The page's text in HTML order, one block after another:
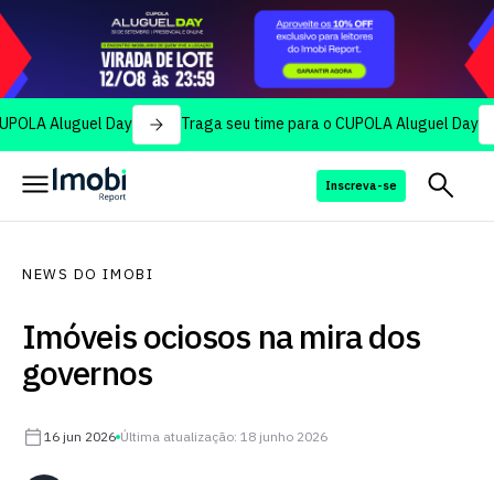
Day Traga seu time para o CUPOLA Aluguel Day
Inscreva-se
NEWS DO IMOBI
Imóveis ociosos na mira dos
governos
16 jun 2026 Última atualização: 18 junho 2026